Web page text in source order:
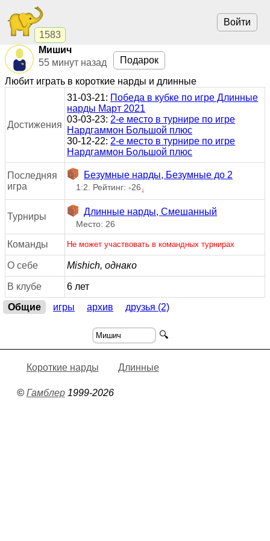
1583
Войти
Мишич
55 минут назад
Подарок
Любит играть в короткие нарды и длинные
Достижения
31-03-21: Победа в кубке по игре Длинные
нарды Март 2021
03-03-23: 2-е место в турнире по игре
Нардгаммон Большой плюс
30-12-22: 2-е место в турнире по игре
Нардгаммон Большой плюс
Последняя
игра
Безумные нарды, Безумные до 2
1:2. Рейтинг: -26↓
Турниры Длинные нарды, Смешанный
Место: 26
Команды Не может участвовать в командных турнирах
О себе Mishich, однако
В клубе
6 лет
Общие
игры архив друзья (2)
🔍
Короткие нарды Длинные
© Гамблер1999-2026